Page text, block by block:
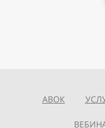
АВОК